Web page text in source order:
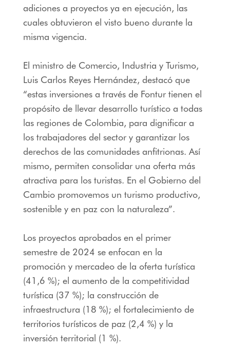
adiciones a proyectos ya en ejecución, las
cuales obtuvieron el visto bueno durante la
misma vigencia.
El ministro de Comercio, Industria y Turismo,
Luis Carlos Reyes Hernández, destacó que
“estas inversiones a través de Fontur tienen el
propósito de llevar desarrollo turístico a todas
las regiones de Colombia, para dignificar a
los trabajadores del sector y garantizar los
derechos de las comunidades anfitrionas. Así
mismo, permiten consolidar una oferta más
atractiva para los turistas. En el Gobierno del
Cambio promovemos un turismo productivo,
sostenible y en paz con la naturaleza”.
Los proyectos aprobados en el primer
semestre de 2024 se enfocan en la
promoción y mercadeo de la oferta turística
(41,6 %); el aumento de la competitividad
turística (37 %); la construcción de
infraestructura (18 %); el fortalecimiento de
territorios turísticos de paz (2,4 %) y la
inversión territorial (1 %).